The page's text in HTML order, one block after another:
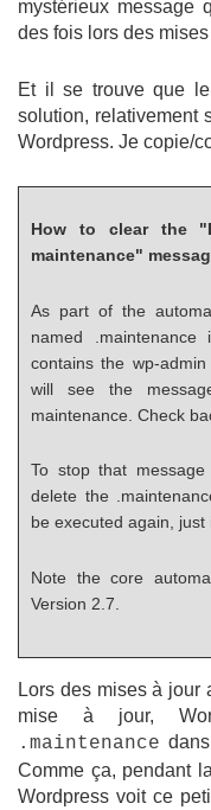
mystérieux message
des fois lors des
Et il se trouve que
solution, relativement
Wordpress. Je copie/
How to clear the
maintenance"
As part of the
named
contains the wp-
will see the
maintenance. Check
To stop that
delete the
be executed again, just
Note the core
Version 2.7.
Lors des mises à jour
mise à jour,
.maintenance
Comme ça, pendant
Wordpress voit ce